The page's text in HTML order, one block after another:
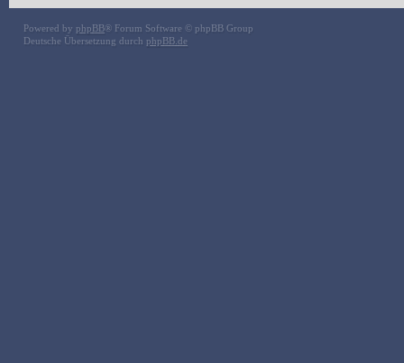
Powered by phpBB® Forum Software © phpBB Group
Deutsche Übersetzung durch phpBB.de